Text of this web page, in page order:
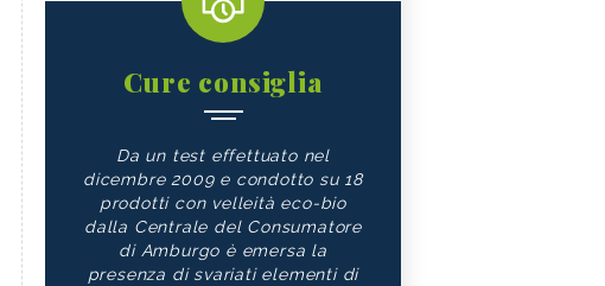
Cure consiglia
Da un test effettuato nel
dicembre 2009 e condotto su 18
prodotti con velleità eco-bio
dalla Centrale del Consumatore
di Amburgo è emersa la
presenza di svariati elementi di